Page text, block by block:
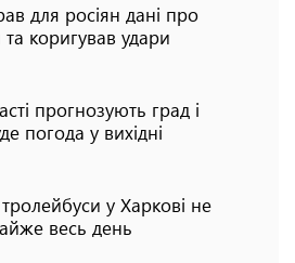
для росіян дані про
та коригував удари
прогнозують град і
погода у вихідні
у Харкові не
весь день